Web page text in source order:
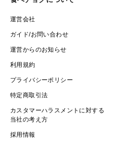
運営会社
ガイド/お問い合わせ
運営からのお知らせ
利用規約
プライバシーポリシー
特定商取引法
カスタマーハラスメントに対する
当社の考え方
採用情報